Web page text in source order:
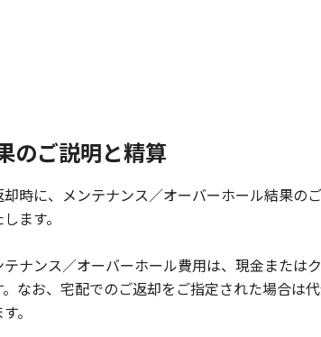
のご説明と精算
却時に、メンテナンス／オーバーホール結果の
ます。
テナンス／オーバーホール費用は、現金または
。なお、宅配でのご返却をご指定された場合は
。